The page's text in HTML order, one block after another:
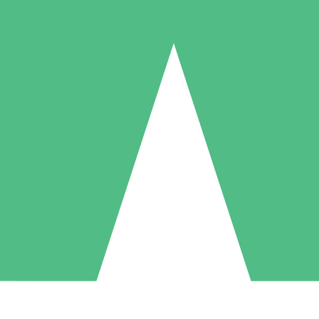
Individuella Kreditpaket
per användning med nedladdningskrediter. Inget månatligt åtagande
5 Nedladdningar
US$